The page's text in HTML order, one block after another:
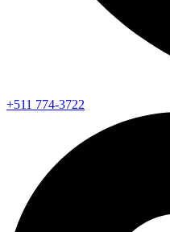
+511 774-3722